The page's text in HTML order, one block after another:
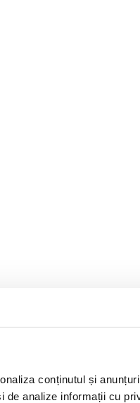
conținutul și
de analize informații cu